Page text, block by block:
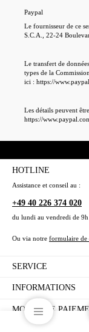
Paypal
Le fournisseur de ce
S.C.A., 22-24
Le transfert de
types de la
ici : https://
Les détails peuvent
https://
HOTLINE
Assistance et conseil au :
+49 40 226 374 020
du lundi au vendredi de 9h
Ou via notre formulaire de
SERVICE
INFORMATIONS
MODES DE